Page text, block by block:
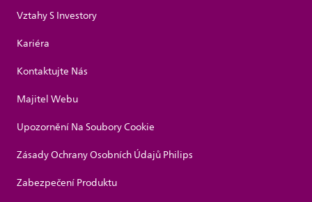
Vztahy S Investory
Kariéra
Kontaktujte Nás
Majitel Webu
Upozornění Na Soubory Cookie
Zásady Ochrany Osobních Údajů Philips
Zabezpečení Produktu